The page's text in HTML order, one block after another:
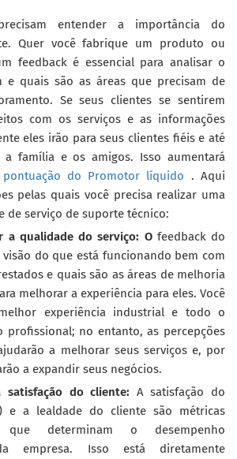
entender a importância do
Quer você fabrique um produto ou
feedback é essencial para analisar o
e quais são as áreas que precisam de
Se seus clientes se sentirem
com os serviços e as informações
eles irão para seus clientes fiéis e até
a família e os amigos. Isso aumentará
pontuação do Promotor líquido . Aqui
pelas quais você precisa realizar uma
de serviço de suporte técnico:
a qualidade do serviço: Ofeedback do
do que está funcionando bem com
e quais são as áreas de melhoria
melhorar a experiência para eles. Você
experiência industrial e todo o
profissional; no entanto, as percepções
a melhorar seus serviços e, por
a expandir seus negócios.
satisfação do cliente: A satisfação do
e a lealdade do cliente são métricas
que determinam o desempenho
empresa. Isso está diretamente